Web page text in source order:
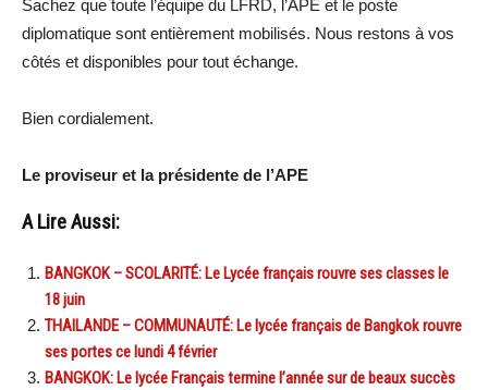
Sachez que toute l’équipe du LFRD, l’APE et le poste
diplomatique sont entièrement mobilisés. Nous restons à vos
côtés et disponibles pour tout échange.
Bien cordialement.
Le proviseur et la présidente de l’APE
A Lire Aussi:
BANGKOK – SCOLARITÉ: Le Lycée français rouvre ses classes le
18 juin
THAILANDE – COMMUNAUTÉ: Le lycée français de Bangkok rouvre
ses portes ce lundi 4 février
BANGKOK: Le lycée Français termine l’année sur de beaux succès